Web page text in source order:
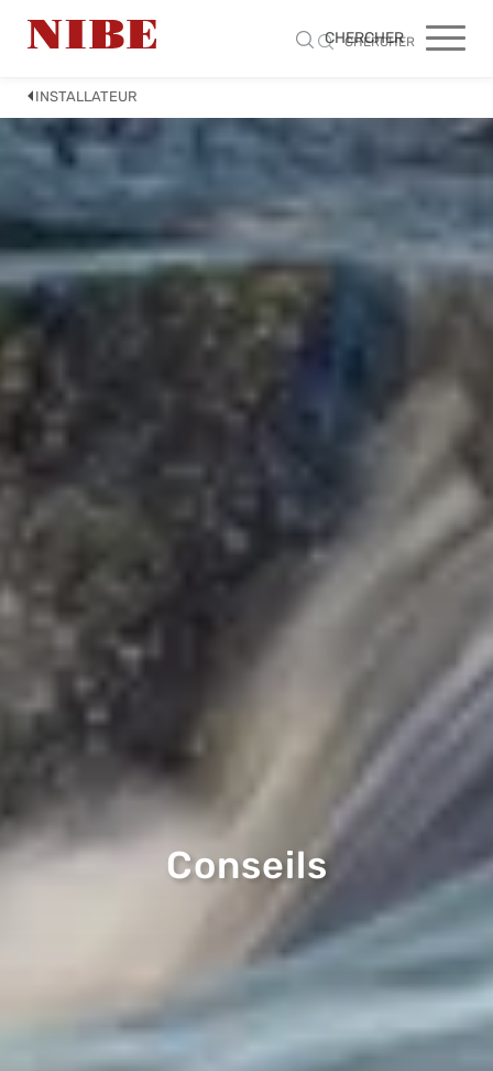
CHERCHER
CHERCHER
INSTALLATEUR
Conseils